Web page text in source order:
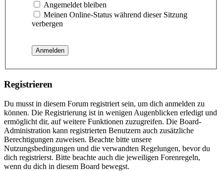
Angemeldet bleiben
Meinen Online-Status während dieser Sitzung
verbergen
Registrieren
Du musst in diesem Forum registriert sein, um dich anmelden zu
können. Die Registrierung ist in wenigen Augenblicken erledigt und
ermöglicht dir, auf weitere Funktionen zuzugreifen. Die Board-
Administration kann registrierten Benutzern auch zusätzliche
Berechtigungen zuweisen. Beachte bitte unsere
Nutzungsbedingungen und die verwandten Regelungen, bevor du
dich registrierst. Bitte beachte auch die jeweiligen Forenregeln,
wenn du dich in diesem Board bewegst.